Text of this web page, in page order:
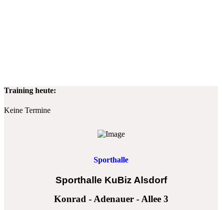
Training heute:
Keine Termine
Sporthalle
Sporthalle KuBiz Alsdorf
Konrad - Adenauer - Allee 3